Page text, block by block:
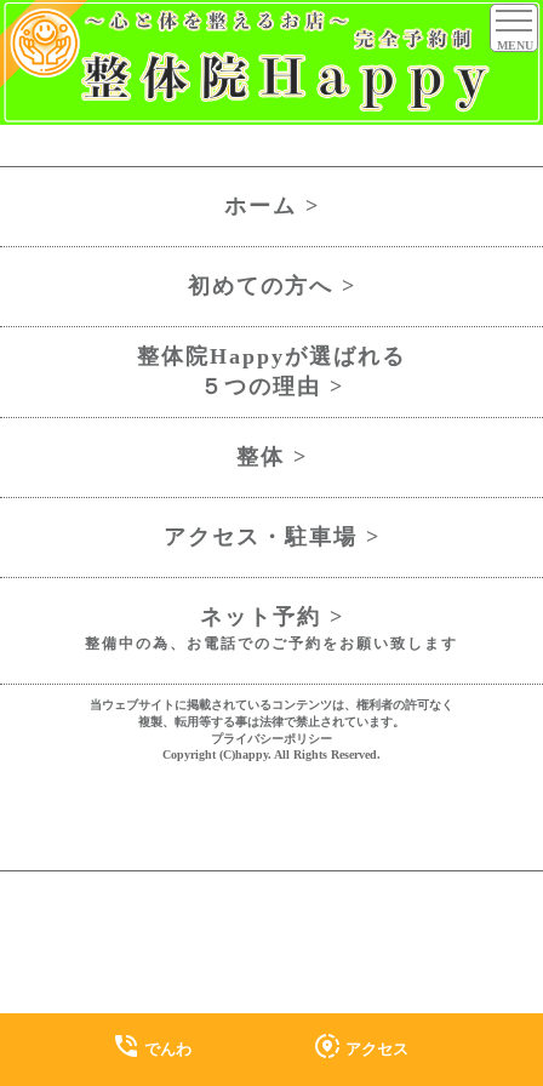
MENU
ホーム >
初めての方へ >
整体院Happyが選ばれる
５つの理由 >
整体 >
アクセス・駐車場 >
ネット予約 >
整備中の為、お電話でのご予約をお願い致します
当ウェブサイトに掲載されているコンテンツは、権利者の許可なく
複製、転用等する事は法律で禁止されています。
プライバシーポリシー
Copyright (C)happy. All Rights Reserved.
phone_in_talk でんわ share_location アクセス